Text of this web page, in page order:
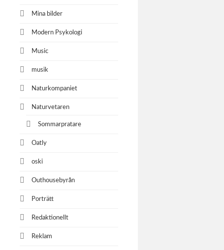
Mina bilder
Modern Psykologi
Music
musik
Naturkompaniet
Naturvetaren
Sommarpratare
Oatly
oski
Outhousebyrån
Porträtt
Redaktionellt
Reklam